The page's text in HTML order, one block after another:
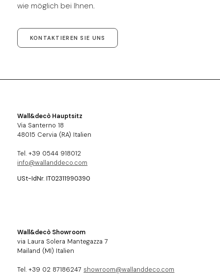
wie möglich bei Ihnen.
KONTAKTIEREN SIE UNS
Wall&decò Hauptsitz
Via Santerno 18
48015 Cervia (RA) Italien
Tel. +39 0544 918012
info@wallanddeco.com
USt-IdNr. IT02311990390
Wall&decò Showroom
via Laura Solera Mantegazza 7
Mailand (MI) Italien
Tel. +39 02 87186247 showroom@wallanddeco.com